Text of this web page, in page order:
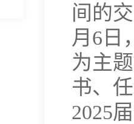
间的
月6日
为主
书、
2025